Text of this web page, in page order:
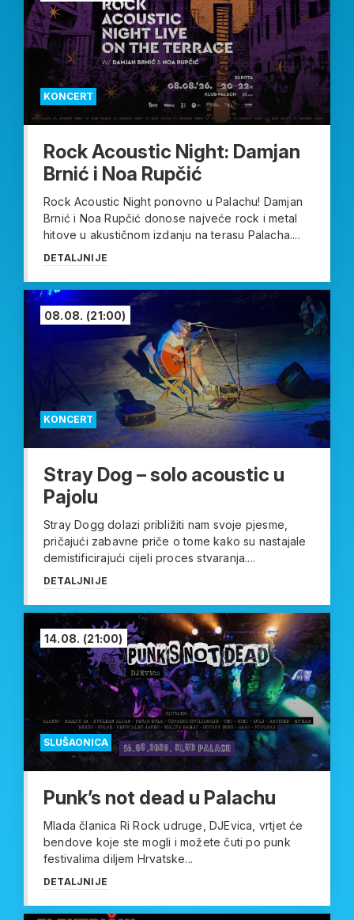
KONCERT
Rock Acoustic Night: Damjan
Brnić i Noa Rupčić
Rock Acoustic Night ponovno u Palachu! Damjan
Brnić i Noa Rupčić donose najveće rock i metal
hitove u akustičnom izdanju na terasu Palacha....
DETALJNIJE
KONCERT
08.08. (21:00)
Stray Dog – solo acoustic u
Pajolu
Stray Dogg dolazi približiti nam svoje pjesme,
pričajući zabavne priče o tome kako su nastajale
demistificirajući cijeli proces stvaranja....
DETALJNIJE
SLUŠAONICA
14.08. (21:00)
Punk’s not dead u Palachu
Mlada članica Ri Rock udruge, DJEvica, vrtjet će
bendove koje ste mogli i možete čuti po punk
festivalima diljem Hrvatske...
DETALJNIJE